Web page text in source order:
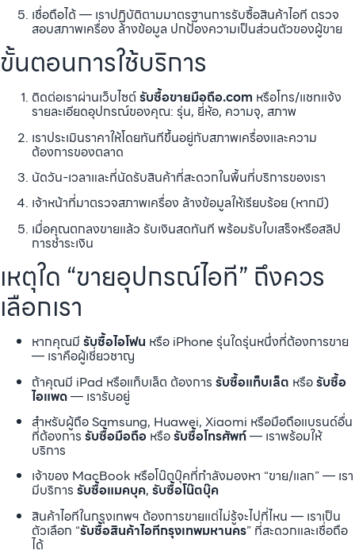
เชื่อถือได้ — เราปฏิบัติตามมาตรฐานการรับซื้อสินค้าไอที ตรวจ
สอบสภาพเครื่อง ล้างข้อมูล ปกป้องความเป็นส่วนตัวของผู้ขาย
ขั้นตอนการใช้บริการ
ติดต่อเราผ่านเว็บไซต์รับซื้อขายมือถือ.com หรือโทร/แชทแจ้ง
รายละเอียดอุปกรณ์ของคุณ: รุ่น, ยี่ห้อ, ความจุ, สภาพ
เราประเมินราคาให้โดยทันทีขึ้นอยู่กับสภาพเครื่องและความ
ต้องการของตลาด
นัดวัน-เวลาและที่นัดรับสินค้าที่สะดวกในพื้นที่บริการของเรา
เจ้าหน้าที่มาตรวจสภาพเครื่อง ล้างข้อมูลให้เรียบร้อย (หากมี)
เมื่อคุณตกลงขายแล้ว รับเงินสดทันที พร้อมรับใบเสร็จหรือสลิป
การชำระเงิน
เหตุใด “ขายอุปกรณ์ไอที” ถึงควร
เลือกเรา
หากคุณมี รับซื้อไอโฟน หรือ iPhone รุ่นใดรุ่นหนึ่งที่ต้องการขาย
— เราคือผู้เชี่ยวชาญ
ถ้าคุณมี iPad หรือแท็บเล็ต ต้องการ รับซื้อแท็บเล็ต หรือรับซื้อ
ไอแพด— เรารับอยู่
สำหรับผู้ถือ Samsung, Huawei, Xiaomi หรือมือถือแบรนด์อื่น
ที่ต้องการ รับซื้อมือถือ หรือรับซื้อโทรศัพท์— เราพร้อมให้
บริการ
เจ้าของ MacBook หรือโน๊ตบุ๊คที่กำลังมองหา “ขาย/แลก” — เรา
มีบริการ รับซื้อแมคบุค, รับซื้อโน๊ตบุ๊ค
สินค้าไอทีในกรุงเทพฯ ต้องการขายแต่ไม่รู้จะไปที่ไหน — เราเป็น
ตัวเลือก “รับซื้อสินค้าไอทีกรุงเทพมหานคร” ที่สะดวกและเชื่อถือ
ได้